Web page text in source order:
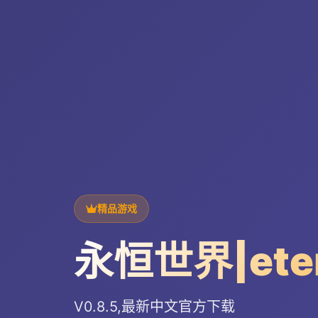
精品游戏
永恒世界
V0.8.5,最新中文官方下载